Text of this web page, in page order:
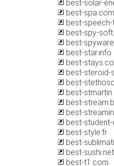
best-solar-
best-spa.com
best-
best-spy-
best-
best-star.info
best-
best-steroid-
best-
best-
best-
best-
best-
best-style.fr
best-
best-sushi.net
best-t1.com